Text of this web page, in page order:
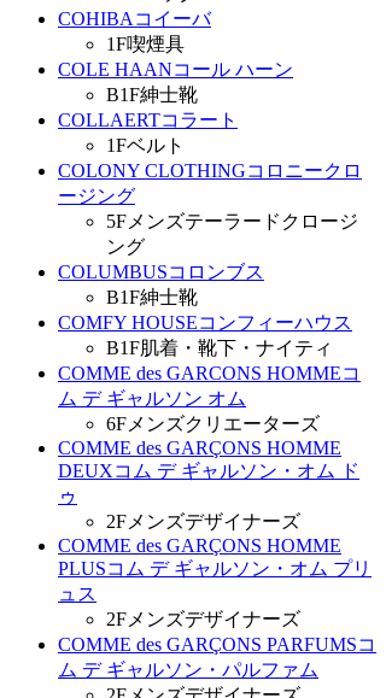
COHIBA コイーバ
1F喫煙具
COLE HAANコール ハーン
B1F紳士靴
COLLAERTコラート
1Fベルト
COLONY CLOTHINGコロニークロ
ージング
5F メンズテーラードクロージ
ング
COLUMBUSコロンブス
B1F紳士靴
COMFY HOUSEコンフィーハウス
B1F肌着・靴下・ナイティ
COMME des GARCONS HOMMEコ
ム デ ギャルソン オム
6F メンズクリエーターズ
COMME des GARÇONS HOMME
DEUXコム デ ギャルソン・オム ド
ゥ
2F メンズデザイナーズ
COMME des GARÇONS HOMME
PLUSコム デ ギャルソン・オム プリ
ュス
2F メンズデザイナーズ
COMME des GARÇONS PARFUMSコ
ム デ ギャルソン・パルファム